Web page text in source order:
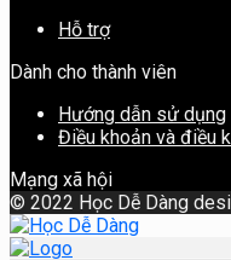
Hỗ trợ
Dành cho thành viên
Hướng dẫn sử dụng
Điều khoản và điều
Mạng xã hội
© 2022 Học Dễ Dàng